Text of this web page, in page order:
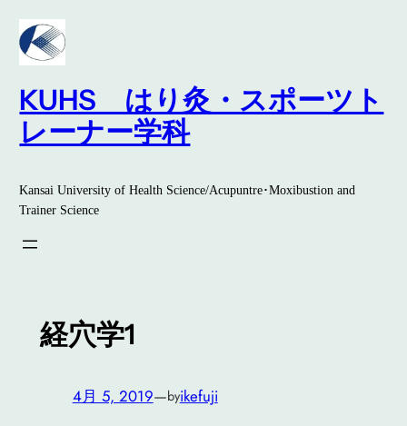
内
容
を
ス
キKUHS はり灸・スポーツト
レーナー学科
Kansai University of Health Science/Acupuntre･Moxibustion and
Trainer Science
経穴学1
4月 5, 2019—byikefuji